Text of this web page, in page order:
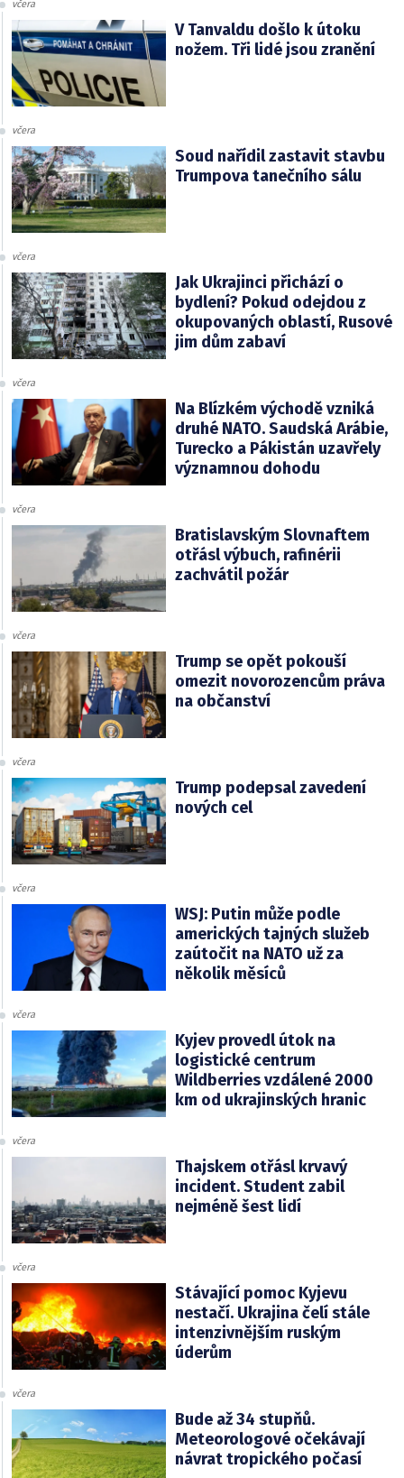
včera
V Tanvaldu došlo k útoku
nožem. Tři lidé jsou zranění
včera
Soud nařídil zastavit stavbu
Trumpova tanečního sálu
včera
Jak Ukrajinci přichází o
bydlení? Pokud odejdou z
okupovaných oblastí, Rusové
jim dům zabaví
včera
Na Blízkém východě vzniká
druhé NATO. Saudská Arábie,
Turecko a Pákistán uzavřely
významnou dohodu
včera
Bratislavským Slovnaftem
otřásl výbuch, rafinérii
zachvátil požár
včera
Trump se opět pokouší
omezit novorozencům práva
na občanství
včera
Trump podepsal zavedení
nových cel
včera
WSJ: Putin může podle
amerických tajných služeb
zaútočit na NATO už za
několik měsíců
včera
Kyjev provedl útok na
logistické centrum
Wildberries vzdálené 2000
km od ukrajinských hranic
včera
Thajskem otřásl krvavý
incident. Student zabil
nejméně šest lidí
včera
Stávající pomoc Kyjevu
nestačí. Ukrajina čelí stále
intenzivnějším ruským
úderům
včera
Bude až 34 stupňů.
Meteorologové očekávají
návrat tropického počasí